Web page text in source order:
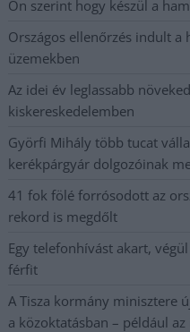
Ön szerint hogy készül a
Országos ellenőrzés indult
üzemekben
Az idei év leglassabb
kiskereskedelemben
Györfi Mihály több tucat
kerékpárgyár dolgozóinak
41 fok fölé forrósodott az
rekord is megdőlt
Egy telefonhívást akart,
férfit
A Tisza kormány minisztere
a közoktatásban – például